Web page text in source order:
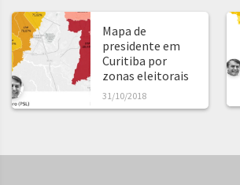
Mapa de
presidente em
Curitiba por
zonas eleitorais
31/10/2018